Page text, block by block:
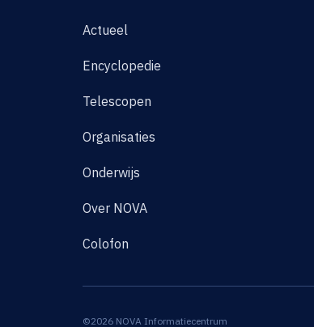
Actueel
Encyclopedie
Telescopen
Organisaties
Onderwijs
Over NOVA
Colofon
©2026 NOVA Informatiecentrum